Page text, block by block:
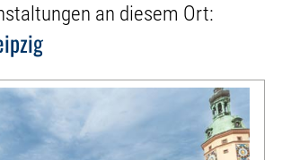
an diesem Ort: